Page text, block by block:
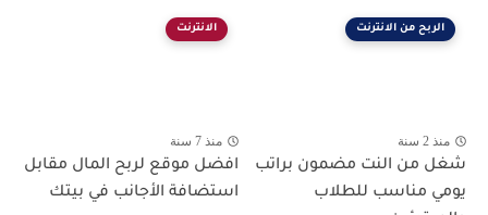
الربح من الانترنت
منذ 2 سنة
شغل من النت مضمون براتب
يومي مناسب للطلاب
الانترنت
منذ 7 سنة
افضل موقع لربح المال مقابل
استضافة الأجانب في بيتك